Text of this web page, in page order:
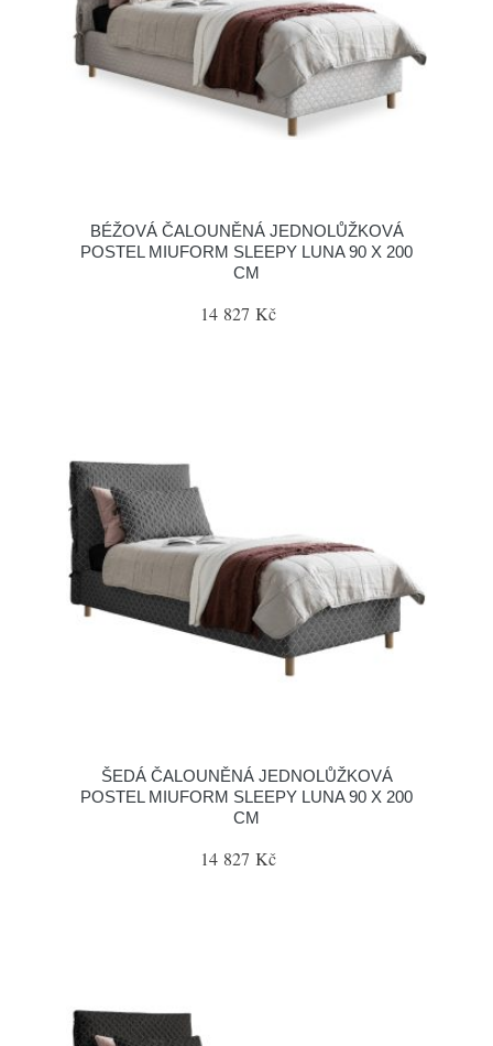
BÉŽOVÁ ČALOUNĚNÁ JEDNOLŮŽKOVÁ
POSTEL MIUFORM SLEEPY LUNA 90 X 200
CM
14 827 Kč
ŠEDÁ ČALOUNĚNÁ JEDNOLŮŽKOVÁ
POSTEL MIUFORM SLEEPY LUNA 90 X 200
CM
14 827 Kč